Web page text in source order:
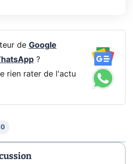
de Google
?
rien rater de l'actu
0